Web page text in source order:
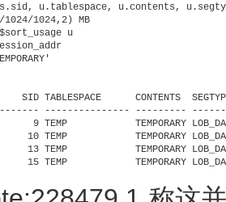
s.sid, u.tablespace, u.contents,
1024/
s,
=
=
by MB
SID TABLESPACE      CONTENTS
--------------- ---------
9 TEMP            TEMPORARY
10 TEMP            TEMPORARY
13 TEMP            TEMPORARY
15 TEMP            TEMPORARY